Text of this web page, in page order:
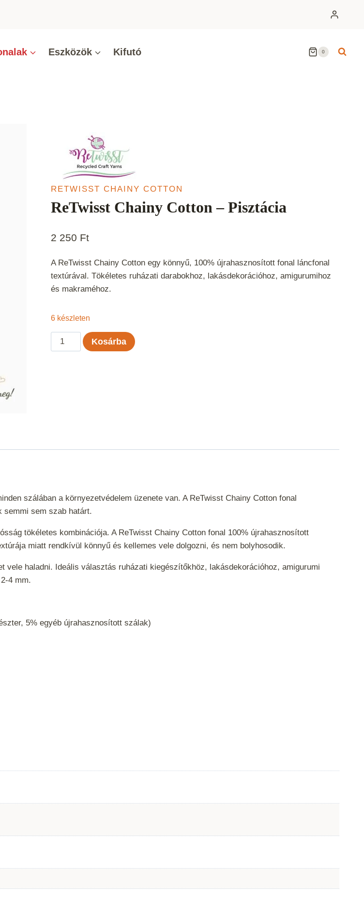
Eszközök Kifutó 0
RETWISST CHAINY COTTON
ReTwisst Chainy Cotton – Pisztácia
2 250 Ft
A ReTwisst Chainy Cotton egy könnyű, 100% újrahasznosított fonal láncfonal
textúrával. Tökéletes ruházati darabokhoz, lakásdekorációhoz, amigurumihoz
és makraméhoz.
6 készleten
ReTwisst
Chainy
Kosárba
szálában a környezetvédelem üzenete van. A ReTwisst Chainy Cotton fonal
semmi sem szab határt.
tökéletes kombinációja. A ReTwisst Chainy Cotton fonal 100% újrahasznosított
miatt rendkívül könnyű és kellemes vele dolgozni, és nem bolyhosodik.
vele haladni. Ideális választás ruházati kiegészítőkhöz, lakásdekorációhoz, amigurumi
4 mm.
5% egyéb újrahasznosított szálak)